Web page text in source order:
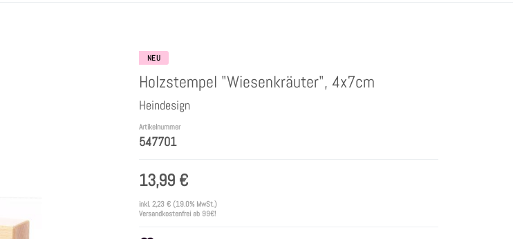
NEU
Holzstempel "Wiesenkräuter", 4x7cm
Heindesign
Artikelnummer
547701
13,99 €
inkl. 2,23 €(19.0% MwSt.)
Versandkostenfrei ab 99€!